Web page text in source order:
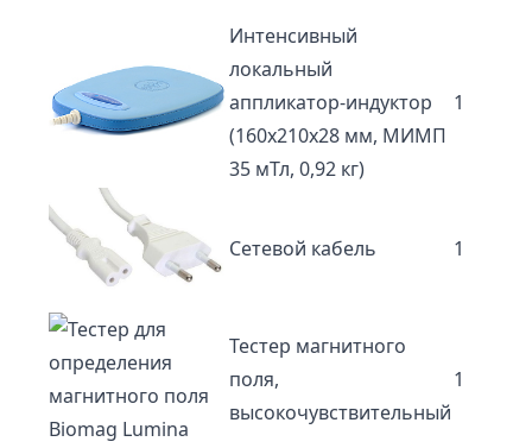
Интенсивный
локальный
аппликатор-индуктор
(160х210х28 мм, МИМП
35 мТл, 0,92 кг)
1
Сетевой кабель 1
Тестер магнитного
поля,
высокочувствительный
1